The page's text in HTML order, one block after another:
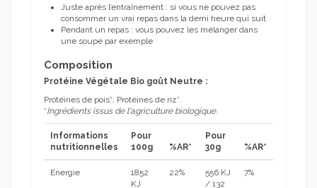
Juste après l’entraînement : si vous ne pouvez pas
consommer un vrai repas dans la demi heure qui suit
Pendant un repas : vous pouvez les mélanger dans
une soupe par exemple
Composition
Protéine Végétale Bio goût Neutre :
Protéines de pois*, Protéines de riz*.
*Ingrédients issus de l'agriculture biologique.
Informations
nutritionnelles
Pour
100g
%AR*
Pour
30g
%AR*
Energie
1852
KJ
22%
556 KJ
/ 132
7%